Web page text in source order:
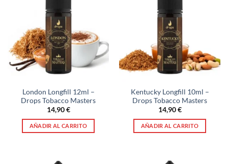
London Longfill 12ml –
Drops Tobacco Masters
14,90€
AÑADIR AL CARRITO
Kentucky Longfill 10ml –
Drops Tobacco Masters
14,90€
AÑADIR AL CARRITO